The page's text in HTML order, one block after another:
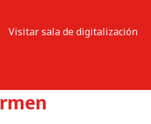
Visitar sala de digitalización